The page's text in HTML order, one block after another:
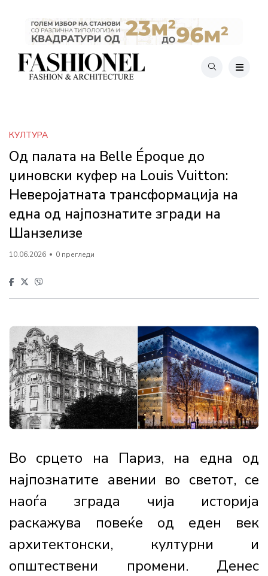
КУЛТУРА
Од палата на Belle Époque до
џиновски куфер на Louis Vuitton:
Неверојатната трансформација на
една од најпознатите згради на
Шанзелизе
10.06.2026 0 прегледи
Во срцето на Париз, на една од
најпознатите авении во светот, се
наоѓа зграда чија историја
раскажува повеќе од еден век
архитектонски, културни и
општествени промени. Денес